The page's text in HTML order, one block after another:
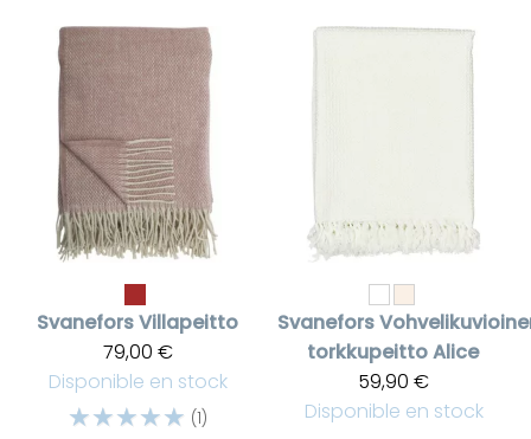
SvaneforsVillapeitto
79,00 €
Disponible en stock
☆☆☆☆☆ (1)
Svanefors
torkkupeitto Alice
59,90 €
Disponible en stock